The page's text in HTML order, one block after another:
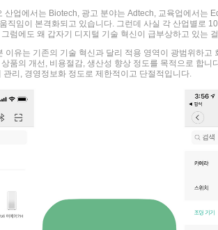
산업에서는 Biotech, 광고 분야는 Adtech, 교육업에서는
직임이 본격화되고 있습니다. 그런데 사실 각 산업별로
럼에도 왜 갑자기 디지털 기술 혁신이 급부상하고 있는
이유는 기존의 기술 혁신과 달리 적용 영역이 광범위하고
품의 개선, 비용절감, 생산성 향상 정도를 목적으로 합니
리, 경영정보화 정도로 제한적이고 단절적입니다.